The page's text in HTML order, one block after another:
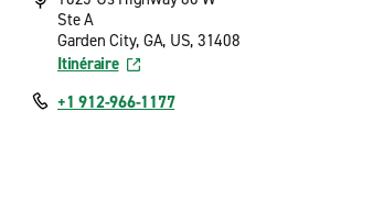
Ste A
Garden City, GA, US, 31408
Itinéraire
+1 912-966-1177